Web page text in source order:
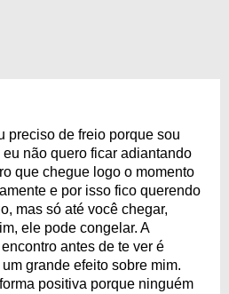
preciso de freio porque sou
não quero ficar adiantando
que chegue logo o momento
e por isso fico querendo
mas só até você chegar,
ele pode congelar. A
antes de te ver é
grande efeito sobre mim.
positiva porque ninguém